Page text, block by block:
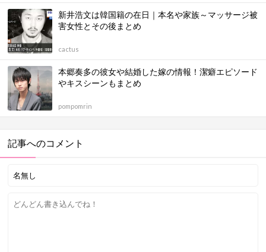
新井浩文は韓国籍の在日｜本名や家族～マッサージ被
害女性とその後まとめ
cactus
本郷奏多の彼女や結婚した嫁の情報！潔癖エピソード
やキスシーンもまとめ
pompomrin
記事へのコメント